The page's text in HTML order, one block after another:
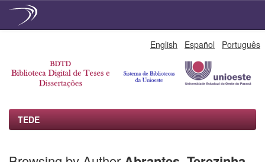
English Español Português
TEDE